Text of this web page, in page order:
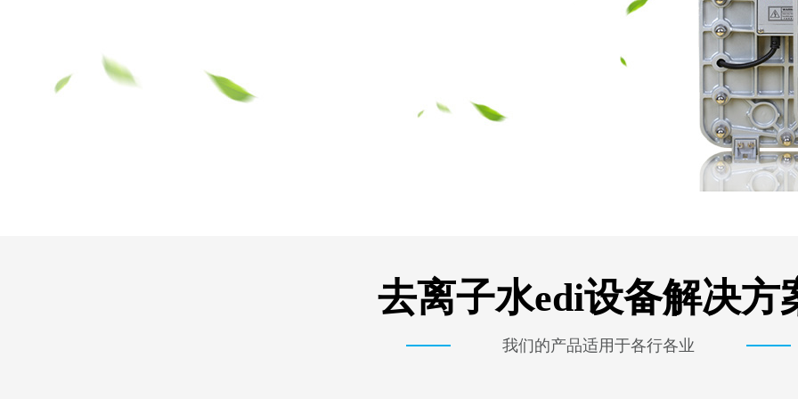
去离子水edi设备解决方
我们的产品适用于各行各业